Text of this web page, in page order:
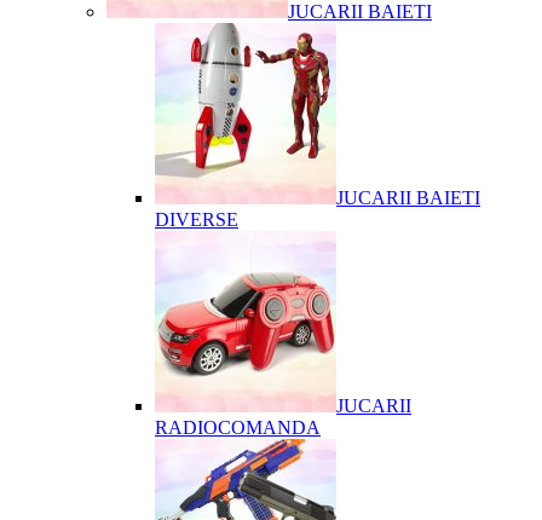
JUCARII BAIETI
JUCARII BAIETI
DIVERSE
JUCARII
RADIOCOMANDA